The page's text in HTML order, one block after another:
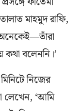
মাহমুদ রাফি,
কথা বলেননি।’
নিজের
লেখেন, ‘আমি